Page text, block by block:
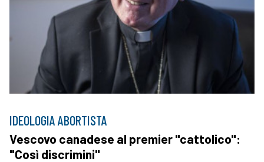
IDEOLOGIA ABORTISTA
Vescovo canadese al premier "cattolico":
"Così discrimini"